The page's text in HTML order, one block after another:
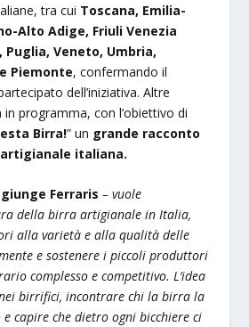
tra cui Toscana, Emilia-
Alto Adige, Friuli Venezia
Puglia, Veneto, Umbria,
Piemonte, confermando il
dell’iniziativa. Altre
programma, con l’obiettivo di
Birra!” un grande racconto
italiana.
Ferraris – vuole
della birra artigianale in Italia,
alla varietà e alla qualità delle
e sostenere i piccoli produttori
complesso e competitivo. L’idea
birrifici, incontrare chi la birra la
capire che dietro ogni bicchiere ci